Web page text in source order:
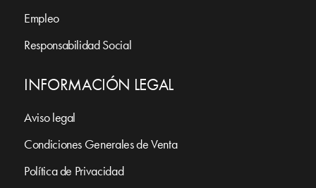
Empleo
Responsabilidad Social
INFORMACIÓN LEGAL
Aviso legal
Condiciones Generales de Venta
Política de Privacidad